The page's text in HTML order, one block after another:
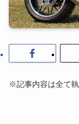
※記事内容は全て執